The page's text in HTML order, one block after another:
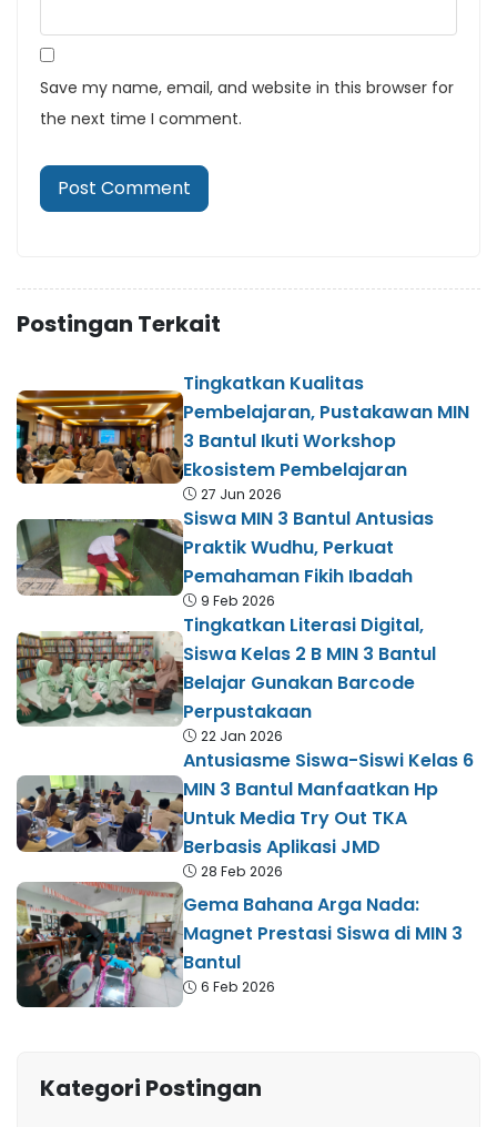
Save my name, email, and website in this browser for
the next time I comment.
Postingan Terkait
Tingkatkan Kualitas
Pembelajaran, Pustakawan MIN
3 Bantul Ikuti Workshop
Ekosistem Pembelajaran
27 Jun 2026
Siswa MIN 3 Bantul Antusias
Praktik Wudhu, Perkuat
Pemahaman Fikih Ibadah
9 Feb 2026
​Tingkatkan Literasi Digital,
Siswa Kelas 2 B MIN 3 Bantul
Belajar Gunakan Barcode
Perpustakaan
22 Jan 2026
Antusiasme Siswa-Siswi Kelas 6
MIN 3 Bantul Manfaatkan Hp
Untuk Media Try Out TKA
Berbasis Aplikasi JMD
28 Feb 2026
Gema Bahana Arga Nada:
Magnet Prestasi Siswa di MIN 3
Bantul
6 Feb 2026
Kategori Postingan